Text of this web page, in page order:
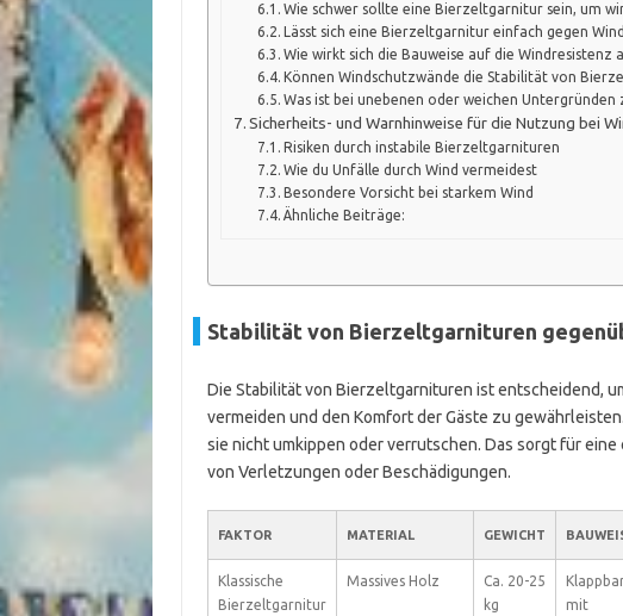
Wie schwer sollte eine Bierzeltgarnitur sein, um
Lässt sich eine Bierzeltgarnitur einfach gegen
Wie wirkt sich die Bauweise auf die Windresistenz
Können Windschutzwände die Stabilität von
Was ist bei unebenen oder weichen Untergründen
Sicherheits- und Warnhinweise für die Nutzung bei
Risiken durch instabile Bierzeltgarnituren
Wie du Unfälle durch Wind vermeidest
Besondere Vorsicht bei starkem Wind
Ähnliche Beiträge:
Stabilität von Bierzeltgarnituren
Die Stabilität von Bierzeltgarnituren ist entscheidend,
vermeiden und den Komfort der Gäste zu
sie nicht umkippen oder verrutschen. Das sorgt für
von Verletzungen oder Beschädigungen.
FAKTOR MATERIAL GEWICHT
Klassische
Bierzeltgarnitur
Massives Holz
Ca. 20-25
kg
mit